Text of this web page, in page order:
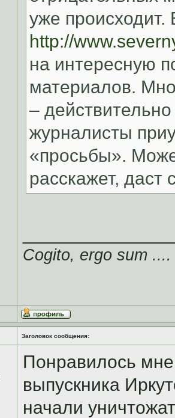
уже происходит.
http://
на интересную
материалов.
–
журналисты
«просьбы».
расскажет, даст
Cogito, ergo sum ....
Заголовок сообщения:
Понравилось
выпускника
начали